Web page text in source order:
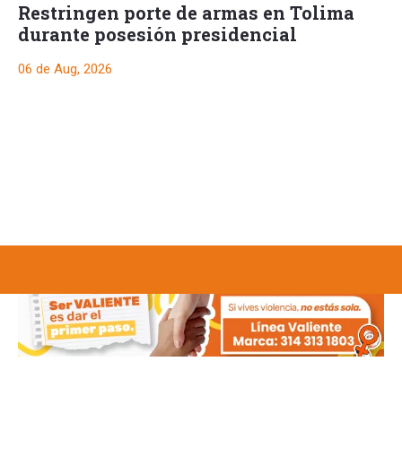
Restringen porte de armas en Tolima
durante posesión presidencial
06 de Aug, 2026
Restringen porte de
armas en Tolima
durante posesión